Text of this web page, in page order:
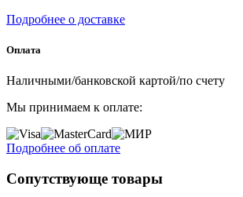
Подробнее о доставке
Оплата
Наличными/банковской картой/по счету
Мы принимаем к оплате:
Подробнее об оплате
Сопутствующе товары